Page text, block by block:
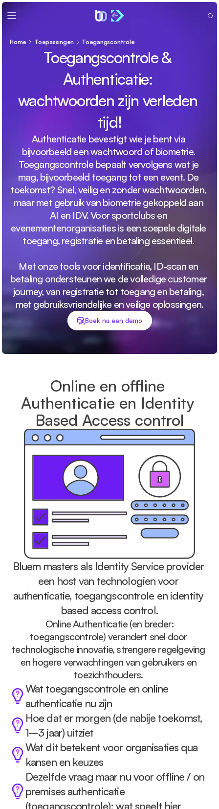
Home Toepassingen Toegangscontrole
Toegangscontrole &
Authenticatie:
wachtwoorden zijn verleden
tijd!
Authenticatie bevestigt wie je bent via
bijvoorbeeld een wachtwoord of biometrie.
Toegangscontrole bepaalt vervolgens wat je
mag, bijvoorbeeld toegang tot een event. De
toekomst? Snel, veilig en zonder wachtwoorden,
maar met gebruik van biometrie gekoppeld aan
AI en IDV. Voor sportclubs en
evenementenorganisaties is een soepele digitale
toegang, registratie en betaling essentieel.
Met onze tools voor identificatie, ID-scan en
betaling ondersteunen we de volledige customer
journey, van registratie tot toegang en betaling,
met gebruiksvriendelijke en veilige oplossingen.
Boek nu een demo
Online en offline
Authenticatie en Identity
Based Access control
Bluem masters als Identity Service provider
een host van technologien voor
authenticatie, toegangscontrole en identity
based access control.
toegangscontrole) verandert snel door
technologische innovatie, strengere regelgeving
en hogere verwachtingen van gebruikers en
toezichthouders.
Wat toegangscontrole en online
authenticatie nu zijn
Hoe dat er morgen (de nabije toekomst,
1–3 jaar) uitziet
Wat dit betekent voor organisaties qua
kansen en keuzes
Dezelfde vraag maar nu voor offline / on
premises authenticatie
(toegangscontrole); wat speelt hier